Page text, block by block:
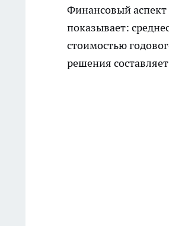
Финансовый аспект
показывает:
стоимостью
решения